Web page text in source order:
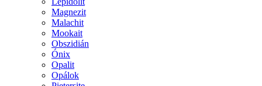
Magnezit
Malachit
Mookait
Obszidián
Ónix
Opalit
Opálok